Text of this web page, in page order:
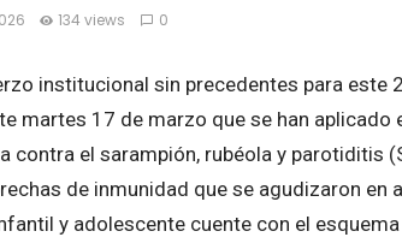
134 views 0
institucional sin precedentes para este
martes 17 de marzo que se han aplicado
contra el sarampión, rubéola y parotiditis
de inmunidad que se agudizaron en
y adolescente cuente con el